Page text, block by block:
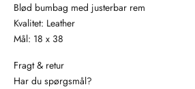
Blød bumbag med justerbar rem
Kvalitet: Leather
Mål: 18 x 38
Fragt & retur
Har du spørgsmål?